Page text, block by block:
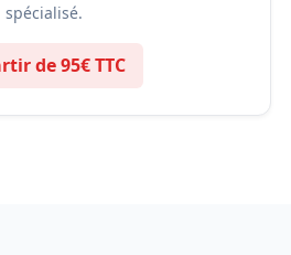
spécialisé.
de 95€ TTC